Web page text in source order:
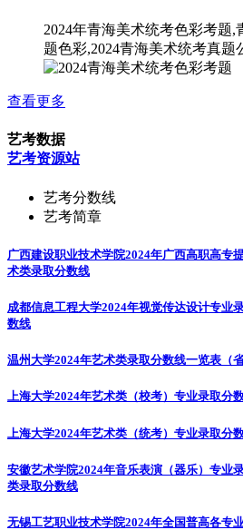
2024年青海美术统考色彩考题,
题色彩,2024青海美术统考真题
查看更多
艺考数据
艺考资源站
艺考分数线
艺考简章
广西建设职业技术学院2024年广西高职高专
术类录取分数线
成都信息工程大学2024年视觉传达设计专业
数线
温州大学2024年艺术类录取分数线一览表（省
上海大学2024年艺术类（校考）专业录取分
上海大学2024年艺术类（统考）专业录取分
安徽艺术学院2024年音乐表演（器乐）专业
类录取分数线
无锡工艺职业技术学院2024年全国普高各专